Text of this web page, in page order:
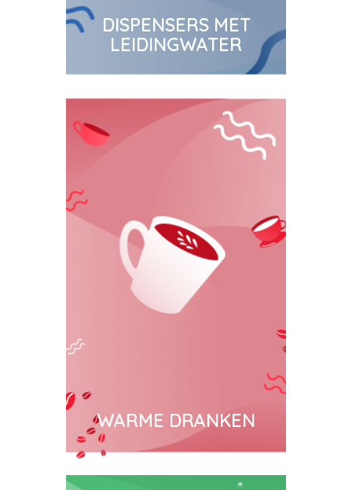
DISPENSERS MET
LEIDINGWATER
WARME DRANKEN